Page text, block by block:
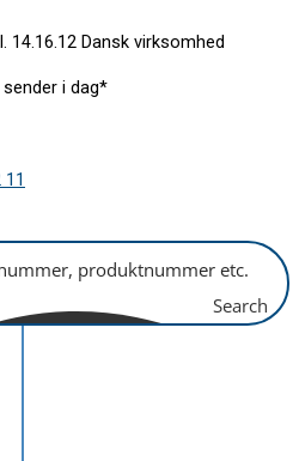
Dansk virksomhed
i dag*
Search